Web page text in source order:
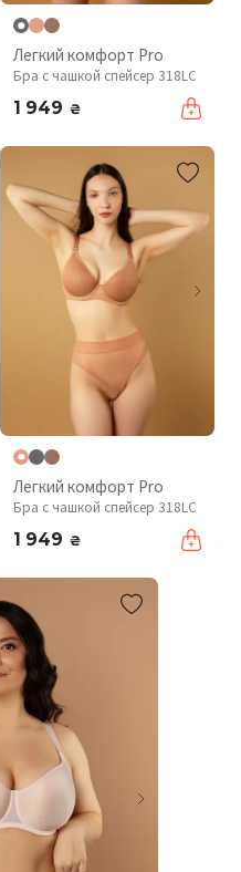
Легкий комфорт Pro
Бра с чашкой спейсер 318LC
1 949 ₴
Легкий комфорт Pro
Бра с чашкой спейсер 318LC
1 949 ₴